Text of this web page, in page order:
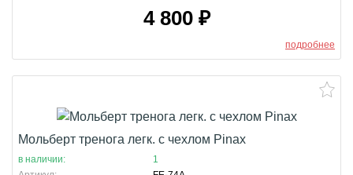
4 800 ₽
подробнее
Мольберт тренога легк. с чехлом Pinax
в наличии:
1